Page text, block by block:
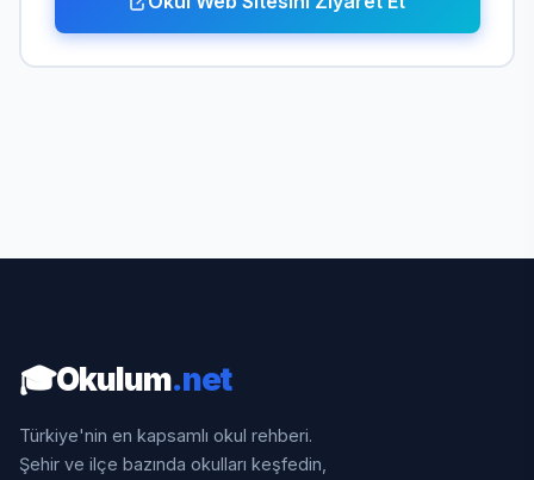
🎓Okulum.net
Türkiye'nin en kapsamlı okul rehberi.
Şehir ve ilçe bazında okulları keşfedin,